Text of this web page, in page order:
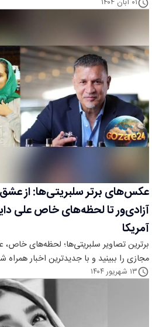
۰۱ آبان ۱۴۰۴
عکس‌های برتر سلبریتی‌ها: از
آزادی‌ور تا لحظه‌های خاص علی
آمریکا
برترین تصاویر سلبریتی‌ها؛ لحظه‌های
مجازی را ببینید و با جدیدترین اخبار همراه
۱۳ شهریور ۱۴۰۴